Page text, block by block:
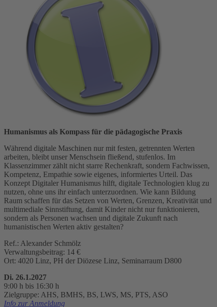
Humanismus als Kompass für die pädagogische Praxis
Während digitale Maschinen nur mit festen, getrennten Werten
arbeiten, bleibt unser Menschsein fließend, stufenlos. Im
Klassenzimmer zählt nicht starre Rechenkraft, sondern Fachwissen,
Kompetenz, Empathie sowie eigenes, informiertes Urteil. Das
Konzept Digitaler Humanismus hilft, digitale Technologien klug zu
nutzen, ohne uns ihr einfach unterzuordnen. Wie kann Bildung
Raum schaffen für das Setzen von Werten, Grenzen, Kreativität und
multimediale Sinnstiftung, damit Kinder nicht nur funktionieren,
sondern als Personen wachsen und digitale Zukunft nach
humanistischen Werten aktiv gestalten?
Ref.: Alexander Schmölz
Verwaltungsbeitrag: 14 €
Ort: 4020 Linz, PH der Diözese Linz, Seminarraum D800
Di. 26.1.2027
9:00 h bis 16:30 h
Zielgruppe: AHS, BMHS, BS, LWS, MS, PTS, ASO
Info zur Anmeldung